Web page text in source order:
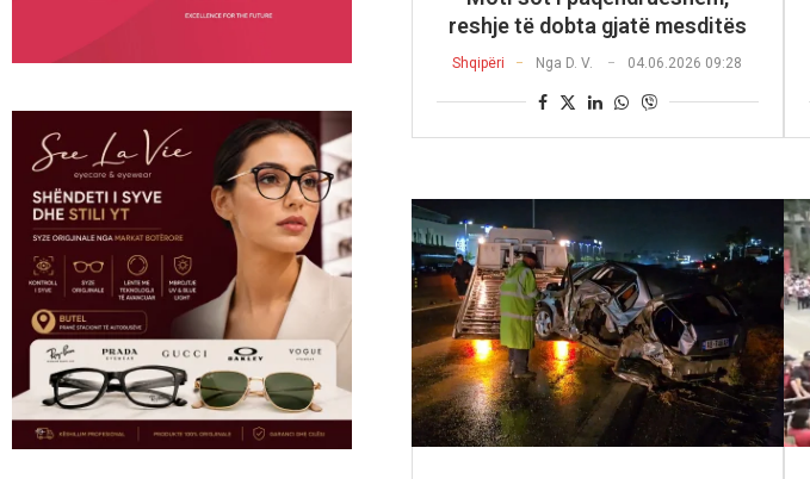
reshje të dobta gjatë mesditës
Shqipëri Nga D. V. 04.06.2026 09:28